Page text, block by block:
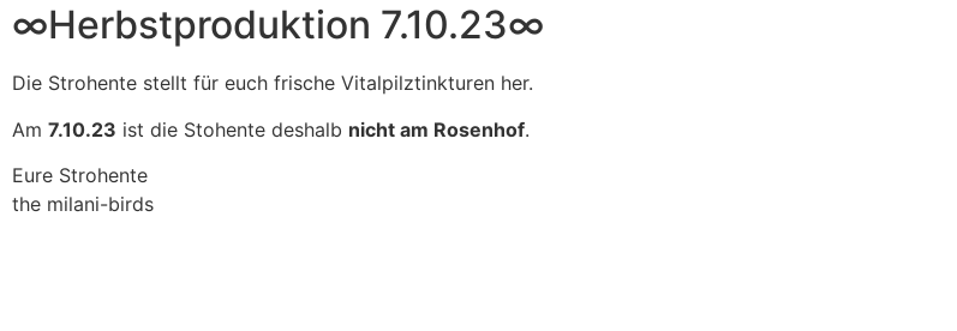
∞Herbstproduktion 7.10.23∞
Die Strohente stellt für euch frische Vitalpilztinkturen her.
Am 7.10.23 ist die Stohente deshalb nicht am Rosenhof.
Eure Strohente
the milani-birds